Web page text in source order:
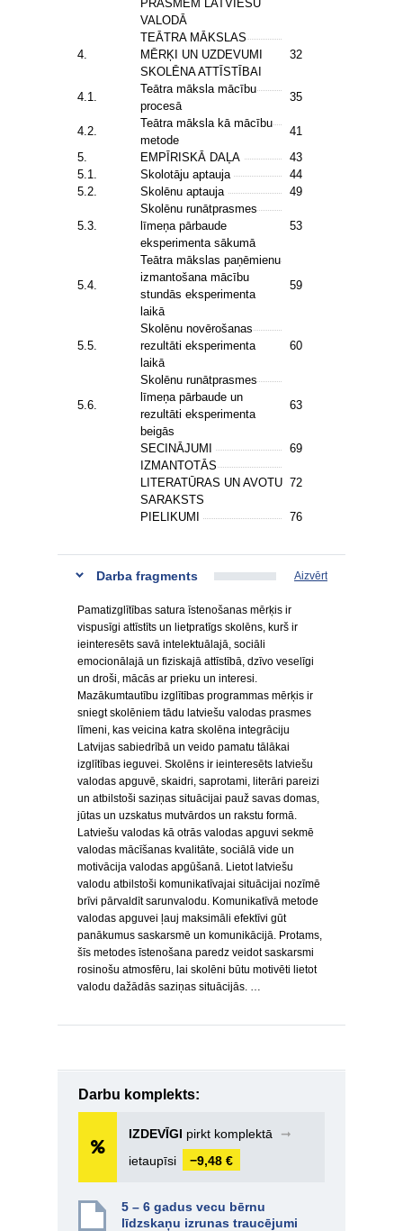
PRASMĒM LATVIEŠU
VALODĀ
4.
TEĀTRA MĀKSLAS
MĒRĶI UN UZDEVUMI
SKOLĒNA ATTĪSTĪBAI
32
4.1.
Teātra māksla mācību
procesā
35
4.2.
Teātra māksla kā mācību
metode
41
5.
EMPĪRISKĀ DAĻA
43
5.1.
Skolotāju aptauja
44
5.2.
Skolēnu aptauja 49
5.3.
Skolēnu runātprasmes
līmeņa pārbaude
eksperimenta sākumā
53
5.4.
Teātra mākslas paņēmienu
izmantošana mācību
stundās eksperimenta
laikā
59
5.5.
Skolēnu novērošanas
rezultāti eksperimenta
laikā
60
5.6.
Skolēnu runātprasmes
līmeņa pārbaude un
rezultāti eksperimenta
beigās
63
SECINĀJUMI
69
IZMANTOTĀS
LITERATŪRAS UN AVOTU
SARAKSTS
72
PIELIKUMI 76
Darba fragments Aizvērt
Pamatizglītības satura īstenošanas mērķis ir
vispusīgi attīstīts un lietpratīgs skolēns, kurš ir
ieinteresēts savā intelektuālajā, sociāli
emocionālajā un fiziskajā attīstībā, dzīvo veselīgi
un droši, mācās ar prieku un interesi.
Mazākumtautību izglītības programmas mērķis ir
sniegt skolēniem tādu latviešu valodas prasmes
līmeni, kas veicina katra skolēna integrāciju
Latvijas sabiedrībā un veido pamatu tālākai
izglītības ieguvei. Skolēns ir ieinteresēts latviešu
valodas apguvē, skaidri, saprotami, literāri pareizi
un atbilstoši saziņas situācijai pauž savas domas,
jūtas un uzskatus mutvārdos un rakstu formā.
Latviešu valodas kā otrās valodas apguvi sekmē
valodas mācīšanas kvalitāte, sociālā vide un
motivācija valodas apgūšanā. Lietot latviešu
valodu atbilstoši komunikatīvajai situācijai nozīmē
brīvi pārvaldīt sarunvalodu. Komunikatīvā metode
valodas apguvei ļauj maksimāli efektīvi gūt
panākumus saskarsmē un komunikācijā. Protams,
šīs metodes īstenošana paredz veidot saskarsmi
rosinošu atmosfēru, lai skolēni būtu motivēti lietot
valodu dažādās saziņas situācijās. …
Darbu komplekts:
IZDEVĪGI pirkt komplektā
➞
ietaupīsi
−9,48 €
5 – 6 gadus vecu bērnu
līdzskaņu izrunas traucējumi